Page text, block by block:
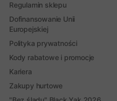
Regulamin sklepu
Dofinansowanie Unii
Europejskiej
Polityka prywatności
Kody rabatowe i promocje
Kariera
Zakupy hurtowe